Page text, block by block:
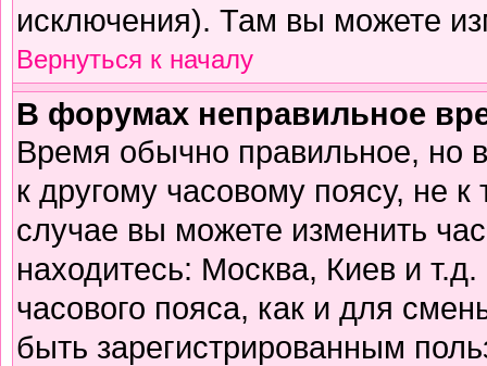
исключения). Там вы можете
Вернуться к началу
В форумах неправильное
Время обычно правильное, но
к другому часовому поясу, не
случае вы можете изменить
находитесь: Москва, Киев и
часового пояса, как и для
быть зарегистрированным